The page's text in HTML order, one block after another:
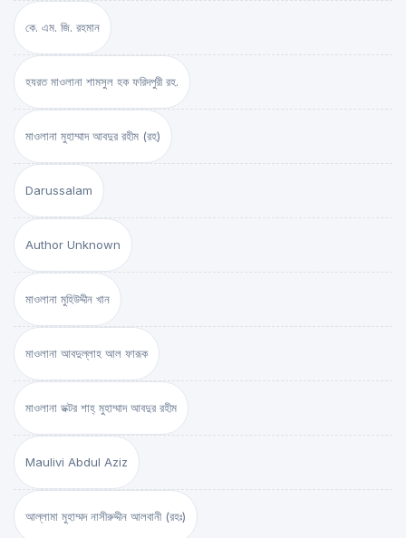
কে. এম. জি. রহমান
হযরত মাওলানা শামসুল হক ফরিদপুরী রহ.
মাওলানা মুহাম্মাদ আবদুর রহীম (রহ)
Darussalam
Author Unknown
মাওলানা মুহিউদ্দীন খান
মাওলানা আবদুল্লাহ আল ফারূক
মাওলানা ডক্টর শাহ্‌ মুহাম্মাদ আবদুর রহীম
Maulivi Abdul Aziz
আল্লামা মুহাম্মদ নাসীরুদ্দীন আলবানী (রহঃ)